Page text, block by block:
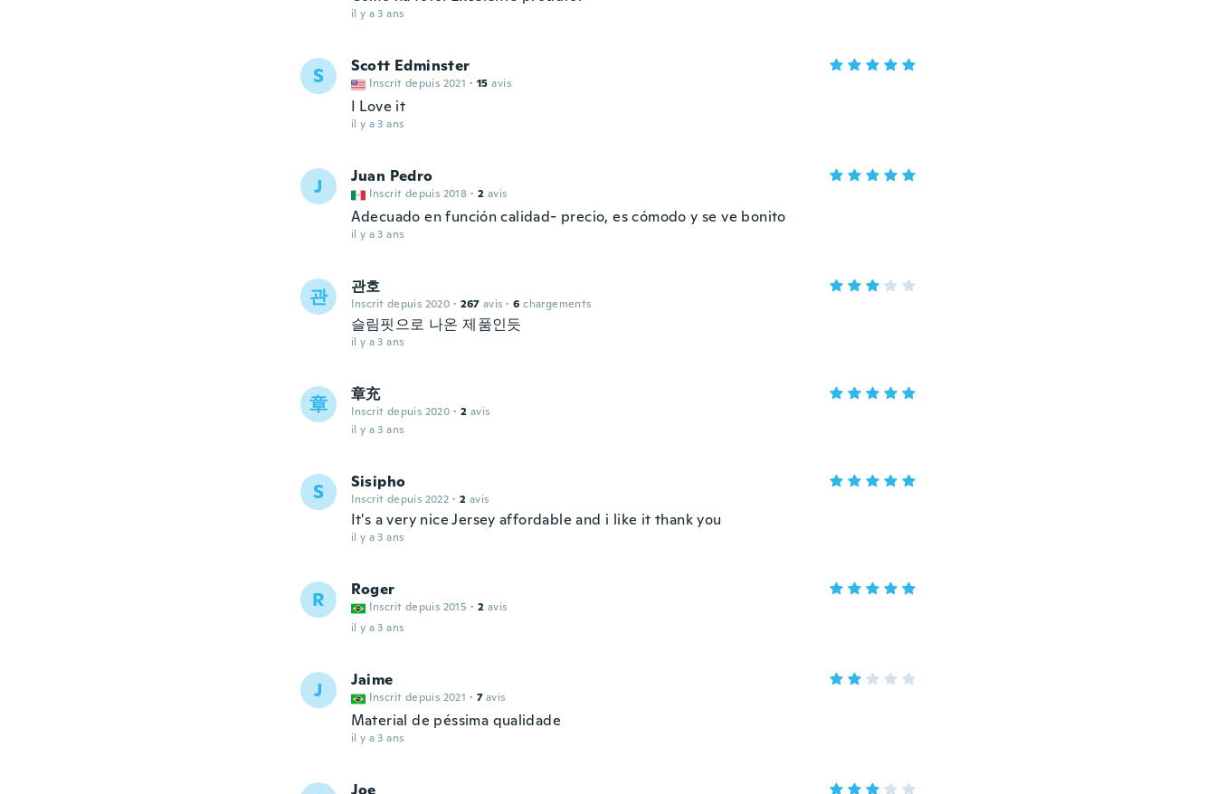
il y a 3 ans
S Scott Edminster
Inscrit depuis 2021 · 15 avis
I Love it
il y a 3 ans
J Juan Pedro
Inscrit depuis 2018 · 2 avis
Adecuado en función calidad- precio, es cómodo y se ve bonito
il y a 3 ans
관 관호
Inscrit depuis 2020 · 267 avis · 6 chargements
슬림핏으로 나온 제품인듯
il y a 3 ans
章 章充
Inscrit depuis 2020 · 2 avis
il y a 3 ans
S Sisipho
Inscrit depuis 2022 · 2 avis
It's a very nice Jersey affordable and i like it thank you
il y a 3 ans
R Roger
Inscrit depuis 2015 · 2 avis
il y a 3 ans
J Jaime
Inscrit depuis 2021 · 7 avis
Material de péssima qualidade
il y a 3 ans
Joe